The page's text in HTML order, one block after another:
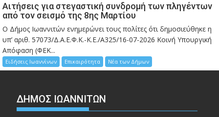
Αιτήσεις για στεγαστική συνδρομή των πληγέντων
από τον σεισμό της 8ης Μαρτίου
Ο Δήμος Ιωαννιτών ενημερώνει τους πολίτες ότι δημοσιεύθηκε η
υπ’ αριθ. 57073/Δ.Α.Ε.Φ.Κ.-Κ.Ε./Α325/16-07-2026 Κοινή Υπουργική
Απόφαση (ΦΕΚ...
Ειδήσεις Ιωαννίνων Επικαιρότητα Νέα των Δήμων
ΔΗΜΟΣ ΙΩΑΝΝΙΤΩΝ